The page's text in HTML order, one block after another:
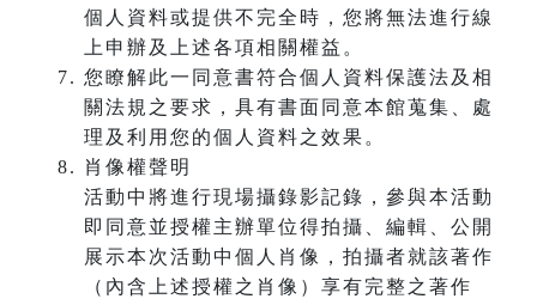
個人資料或提供不完全時，您將無法進行線
上申辦及上述各項相關權益。
您瞭解此一同意書符合個人資料保護法及相
關法規之要求，具有書面同意本館蒐集、處
理及利用您的個人資料之效果。
肖像權聲明
活動中將進行現場攝錄影記錄，參與本活動
即同意並授權主辦單位得拍攝、編輯、公開
展示本次活動中個人肖像，拍攝者就該著作
（內含上述授權之肖像）享有完整之著作